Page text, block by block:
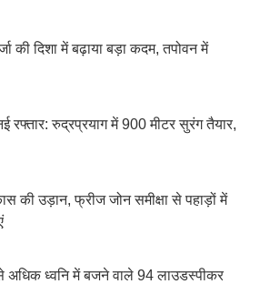
की दिशा में बढ़ाया बड़ा कदम, तपोवन में
रफ्तार: रुद्रप्रयाग में 900 मीटर सुरंग तैयार,
की उड़ान, फ्रीज जोन समीक्षा से पहाड़ों में
से अधिक ध्वनि में बजने वाले 94 लाउडस्पीकर